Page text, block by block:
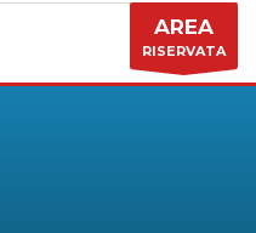
AREA
RISERVATA